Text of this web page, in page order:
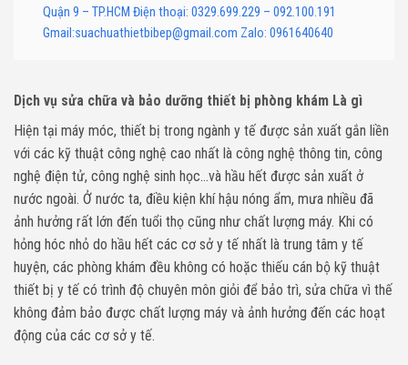
Quận 9 – TP.HCM Điện thoại: 0329.699.229 – 092.100.191
Gmail:suachuathietbibep@gmail.com Zalo: 0961640640
Dịch vụ sửa chữa và bảo dưỡng thiết bị phòng khám Là gì
Hiện tại máy móc, thiết bị trong ngành y tế được sản xuất gắn liền
với các kỹ thuật công nghệ cao nhất là công nghệ thông tin, công
nghệ điện tử, công nghệ sinh học…và hầu hết được sản xuất ở
nước ngoài. Ở nước ta, điều kiện khí hậu nóng ẩm, mưa nhiều đã
ảnh hưởng rất lớn đến tuổi thọ cũng như chất lượng máy. Khi có
hỏng hóc nhỏ do hầu hết các cơ sở y tế nhất là trung tâm y tế
huyện, các phòng khám đều không có hoặc thiếu cán bộ kỹ thuật
thiết bị y tế có trình độ chuyên môn giỏi để bảo trì, sửa chữa vì thế
không đảm bảo được chất lượng máy và ảnh hưởng đến các hoạt
động của các cơ sở y tế.